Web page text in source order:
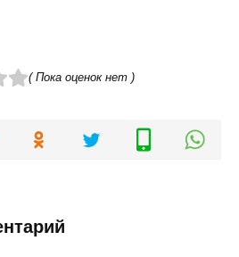
( Пока оценок нет )